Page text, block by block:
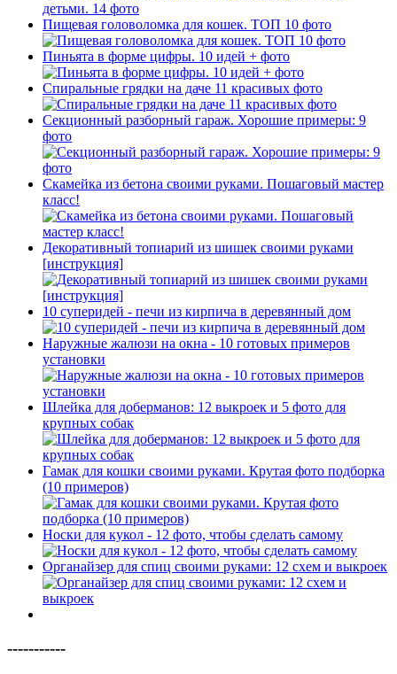
Пищевая головоломка для кошек. ТОП 10 фото
Пиньята в форме цифры. 10 идей + фото
Спиральные грядки на даче 11 красивых фото
Секционный разборный гараж. Хорошие примеры: 9
фото
Скамейка из бетона своими руками. Пошаговый мастер
класс!
Декоративный топиарий из шишек своими руками
[инструкция]
10 суперидей - печи из кирпича в деревянный дом
Наружные жалюзи на окна - 10 готовых примеров
установки
Шлейка для доберманов: 12 выкроек и 5 фото для
крупных собак
Гамак для кошки своими руками. Крутая фото подборка
(10 примеров)
Носки для кукол - 12 фото, чтобы сделать самому
Органайзер для спиц своими руками: 12 схем и выкроек
-----------